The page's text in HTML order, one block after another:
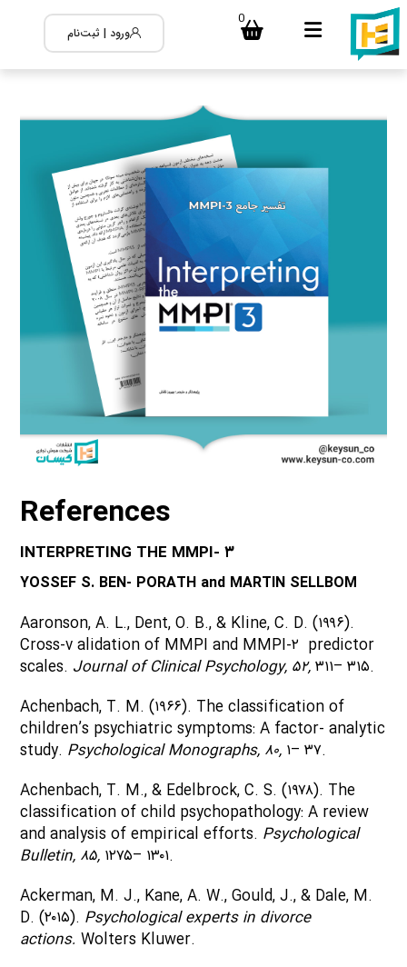
0
ورود | ثبت‌نام
References
INTERPRETING THE MMPI- ۳
YOSSEF S. BEN- PORATH and MARTIN SELLBOM
Aaronson, A. L., Dent, O. B., & Kline, C. D. (۱۹۹۶).
Cross-v alidation of MMPI and MMPI-۲ predictor
scales. Journal of Clinical Psychology, ۵۲,۳۱۱– ۳۱۵.
Achenbach, T. M. (۱۹۶۶). The classification of
children’s psychiatric symptoms: A factor- analytic
study. Psychological Monographs, ۸۰, ۱– ۳۷.
Achenbach, T. M., & Edelbrock, C. S. (۱۹۷۸). The
classification of child psychopathology: A review
and analysis of empirical efforts. Psychological
Bulletin, ۸۵, ۱۲۷۵– ۱۳۰۱.
Ackerman, M. J., Kane, A. W., Gould, J., & Dale, M.
D. (۲۰۱۵). Psychological experts in divorce
actions. Wolters Kluwer.